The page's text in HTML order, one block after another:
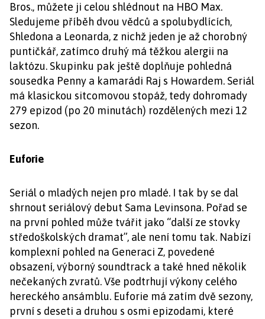
Bros., můžete ji celou shlédnout na HBO Max.
Sledujeme příběh dvou vědců a spolubydlících,
Shledona a Leonarda, z nichž jeden je až chorobný
puntičkář, zatímco druhý má těžkou alergii na
laktózu. Skupinku pak ještě doplňuje pohledná
sousedka Penny a kamarádi Raj s Howardem. Seriál
má klasickou sitcomovou stopáž, tedy dohromady
279 epizod (po 20 minutách) rozdělených mezi 12
sezon.
Euforie
Seriál o mladých nejen pro mladé. I tak by se dal
shrnout seriálový debut Sama Levinsona. Pořad se
na první pohled může tvářit jako “další ze stovky
středoškolských dramat”, ale není tomu tak. Nabízí
komplexní pohled na Generaci Z, povedené
obsazení, výborný soundtrack a také hned několik
nečekaných zvratů. Vše podtrhují výkony celého
hereckého ansámblu. Euforie má zatím dvě sezony,
první s deseti a druhou s osmi epizodami, které